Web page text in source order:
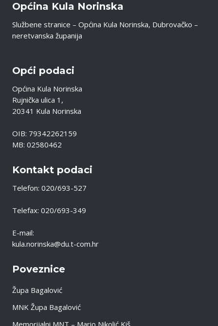
Općina Kula Norinska
Službene stranice – Općina Kula Norinska, Dubrovačko –
neretvanska županija
Opći podaci
Općina Kula Norinska
Rujnička ulica 1,
20341 Kula Norinska
OIB: 79342262159
MB: 02580462
Kontakt podaci
Telefon: 020/693-527
Telefax: 020/693-349
E-mail:
kula.norinska@du.t-com.hr
Poveznice
Župa Bagalović
MNK Župa Bagalović
Memorijalni MNT – Mario Nikolić Kiš